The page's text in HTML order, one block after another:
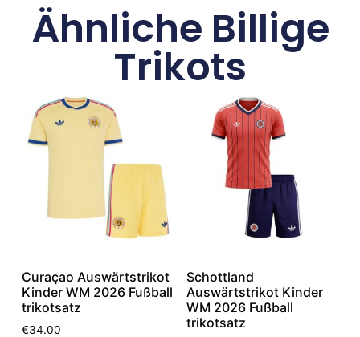
Ähnliche Billige
Trikots
Curaçao Auswärtstrikot
Kinder WM 2026 Fußball
trikotsatz
€34.00
Schottland
Auswärtstrikot Kinder
WM 2026 Fußball
trikotsatz